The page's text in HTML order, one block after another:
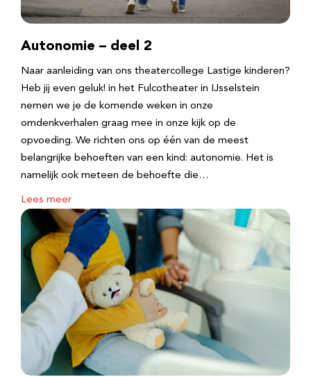
Autonomie – deel 2
Naar aanleiding van ons theatercollege Lastige kinderen?
Heb jij even geluk! in het Fulcotheater in IJsselstein
nemen we je de komende weken in onze
omdenkverhalen graag mee in onze kijk op de
opvoeding. We richten ons op één van de meest
belangrijke behoeften van een kind: autonomie. Het is
namelijk ook meteen de behoefte die…
Lees meer